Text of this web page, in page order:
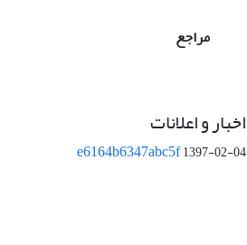
مراجع
اخبار و اعلانات
e6164b6347abc5f1397-02-04